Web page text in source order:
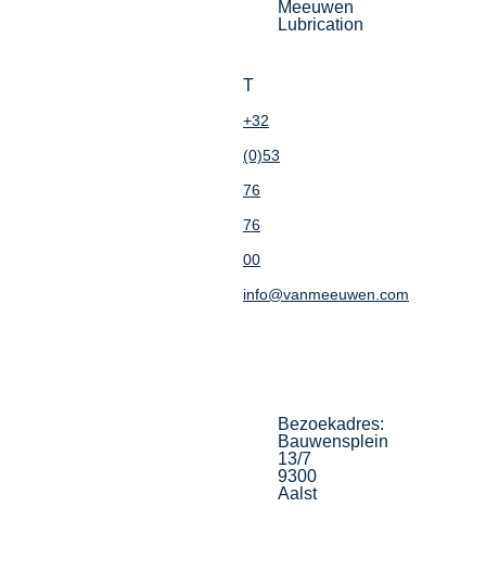
Meeuwen
Lubrication
T
+32
(0)53
76
76
00
info@vanmeeuwen.com
Bezoekadres:
Bauwensplein
13/7
9300
Aalst